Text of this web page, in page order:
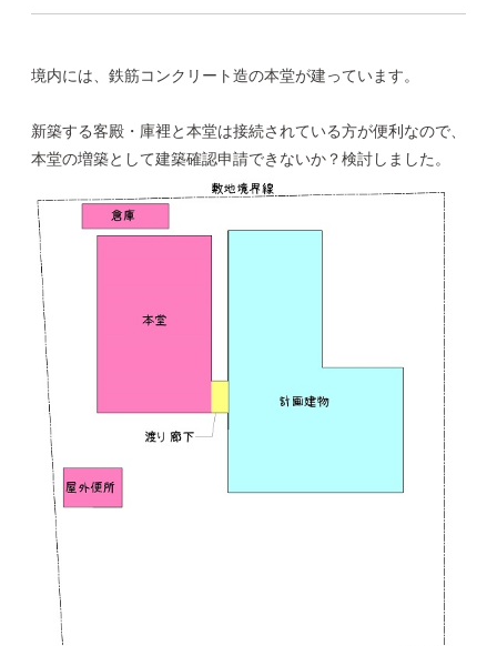
境内には、鉄筋コンクリート造の本堂が建っています。
新築する客殿・庫裡と本堂は接続されている方が便利なので、
本堂の増築として建築確認申請できないか？検討しました。